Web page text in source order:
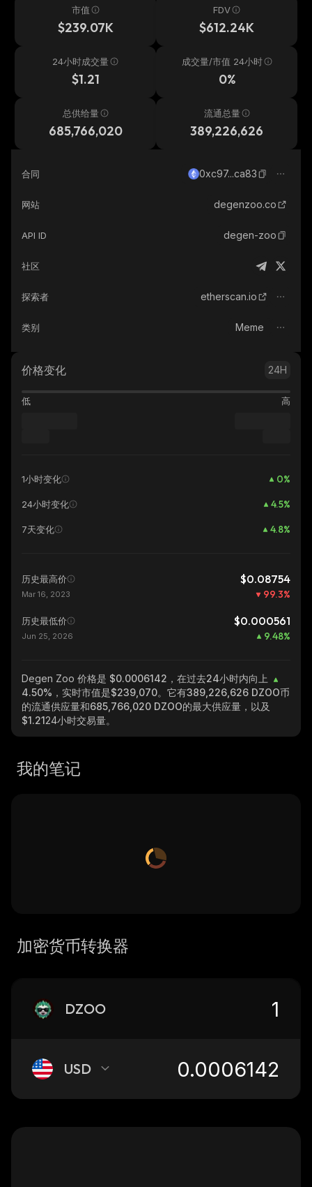
市值
$239.07K
FDV
$612.24K
24小时成交量
$1.21
成交量/市值 24小时
0%
总供给量
685,766,020
流通总量
389,226,626
合同 0xc97...ca83
网站 degenzoo.co
API ID degen-zoo
社区
探索者 etherscan.io
类别 Meme
价格变化 24H
低 高
1小时变化 0%
24小时变化 4.5%
7天变化 4.8%
历史最高价 $0.08754
Mar 16, 2023 99.3%
历史最低价 $0.000561
Jun 25, 2026 9.48%
Degen Zoo 价格是 $0.0006142，在过去24小时内向上
4.50% ，实时市值是$239,070。它有389,226,626 DZOO币
的流通供应量和685,766,020 DZOO的最大供应量，以及
$1.2124小时交易量。
我的笔记
加密货币转换器
DZOO
USD